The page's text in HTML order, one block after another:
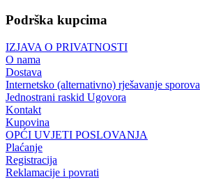
Podrška kupcima
IZJAVA O PRIVATNOSTI
O nama
Dostava
Internetsko (alternativno) rješavanje sporova
Jednostrani raskid Ugovora
Kontakt
Kupovina
OPĆI UVJETI POSLOVANJA
Plaćanje
Registracija
Reklamacije i povrati